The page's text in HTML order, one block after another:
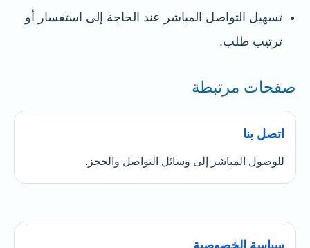
تسهيل التواصل المباشر عند الحاجة إلى استفسار أو
ترتيب طلب.
صفحات مرتبطة
اتصل بنا
للوصول المباشر إلى وسائل التواصل والحجز.
سياسة الخصوصية